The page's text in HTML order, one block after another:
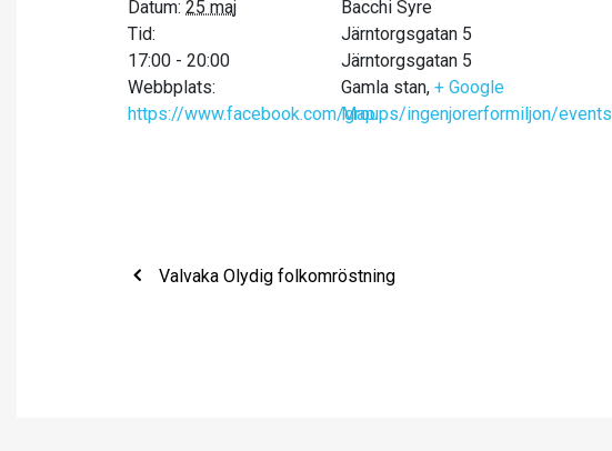
Datum: 25 maj
Tid:
17:00 - 20:00
Webbplats:
https://www.facebook.com/groups/ingenjorerformiljon/events
Bacchi Syre
Järntorgsgatan 5
Järntorgsgatan 5
Gamla stan, + Google
Map
Valvaka Olydig folkomröstning